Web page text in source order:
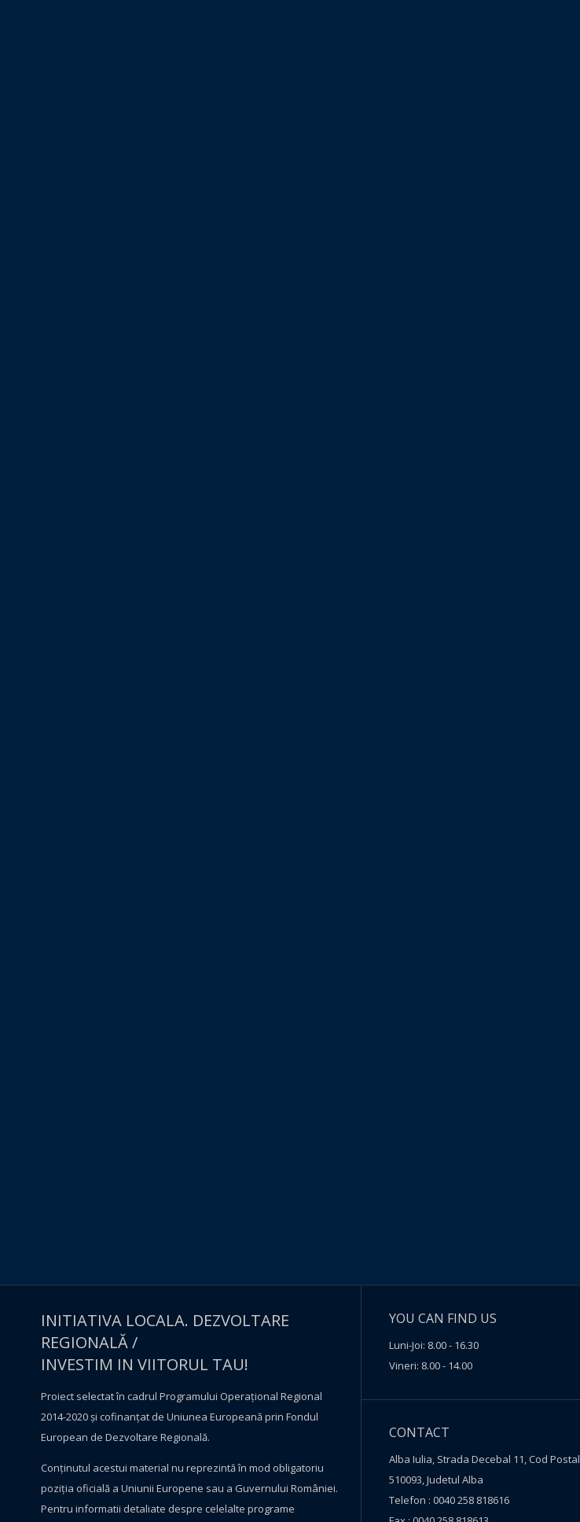
INITIATIVA LOCALA. DEZVOLTARE
REGIONALĂ /
INVESTIM IN VIITORUL TAU!
Proiect selectat în cadrul Programului Operațional Regional
2014-2020 și cofinanțat de Uniunea Europeană prin Fondul
European de Dezvoltare Regională.
Conţinutul acestui material nu reprezintă în mod obligatoriu
poziţia oficială a Uniunii Europene sau a Guvernului României.
Pentru informatii detaliate despre celelalte programe
YOU CAN FIND US
Luni-Joi: 8.00 - 16.30
Vineri: 8.00 - 14.00
CONTACT
Alba Iulia, Strada Decebal 11, Cod Postal
510093, Judetul Alba
Telefon : 0040 258 818616